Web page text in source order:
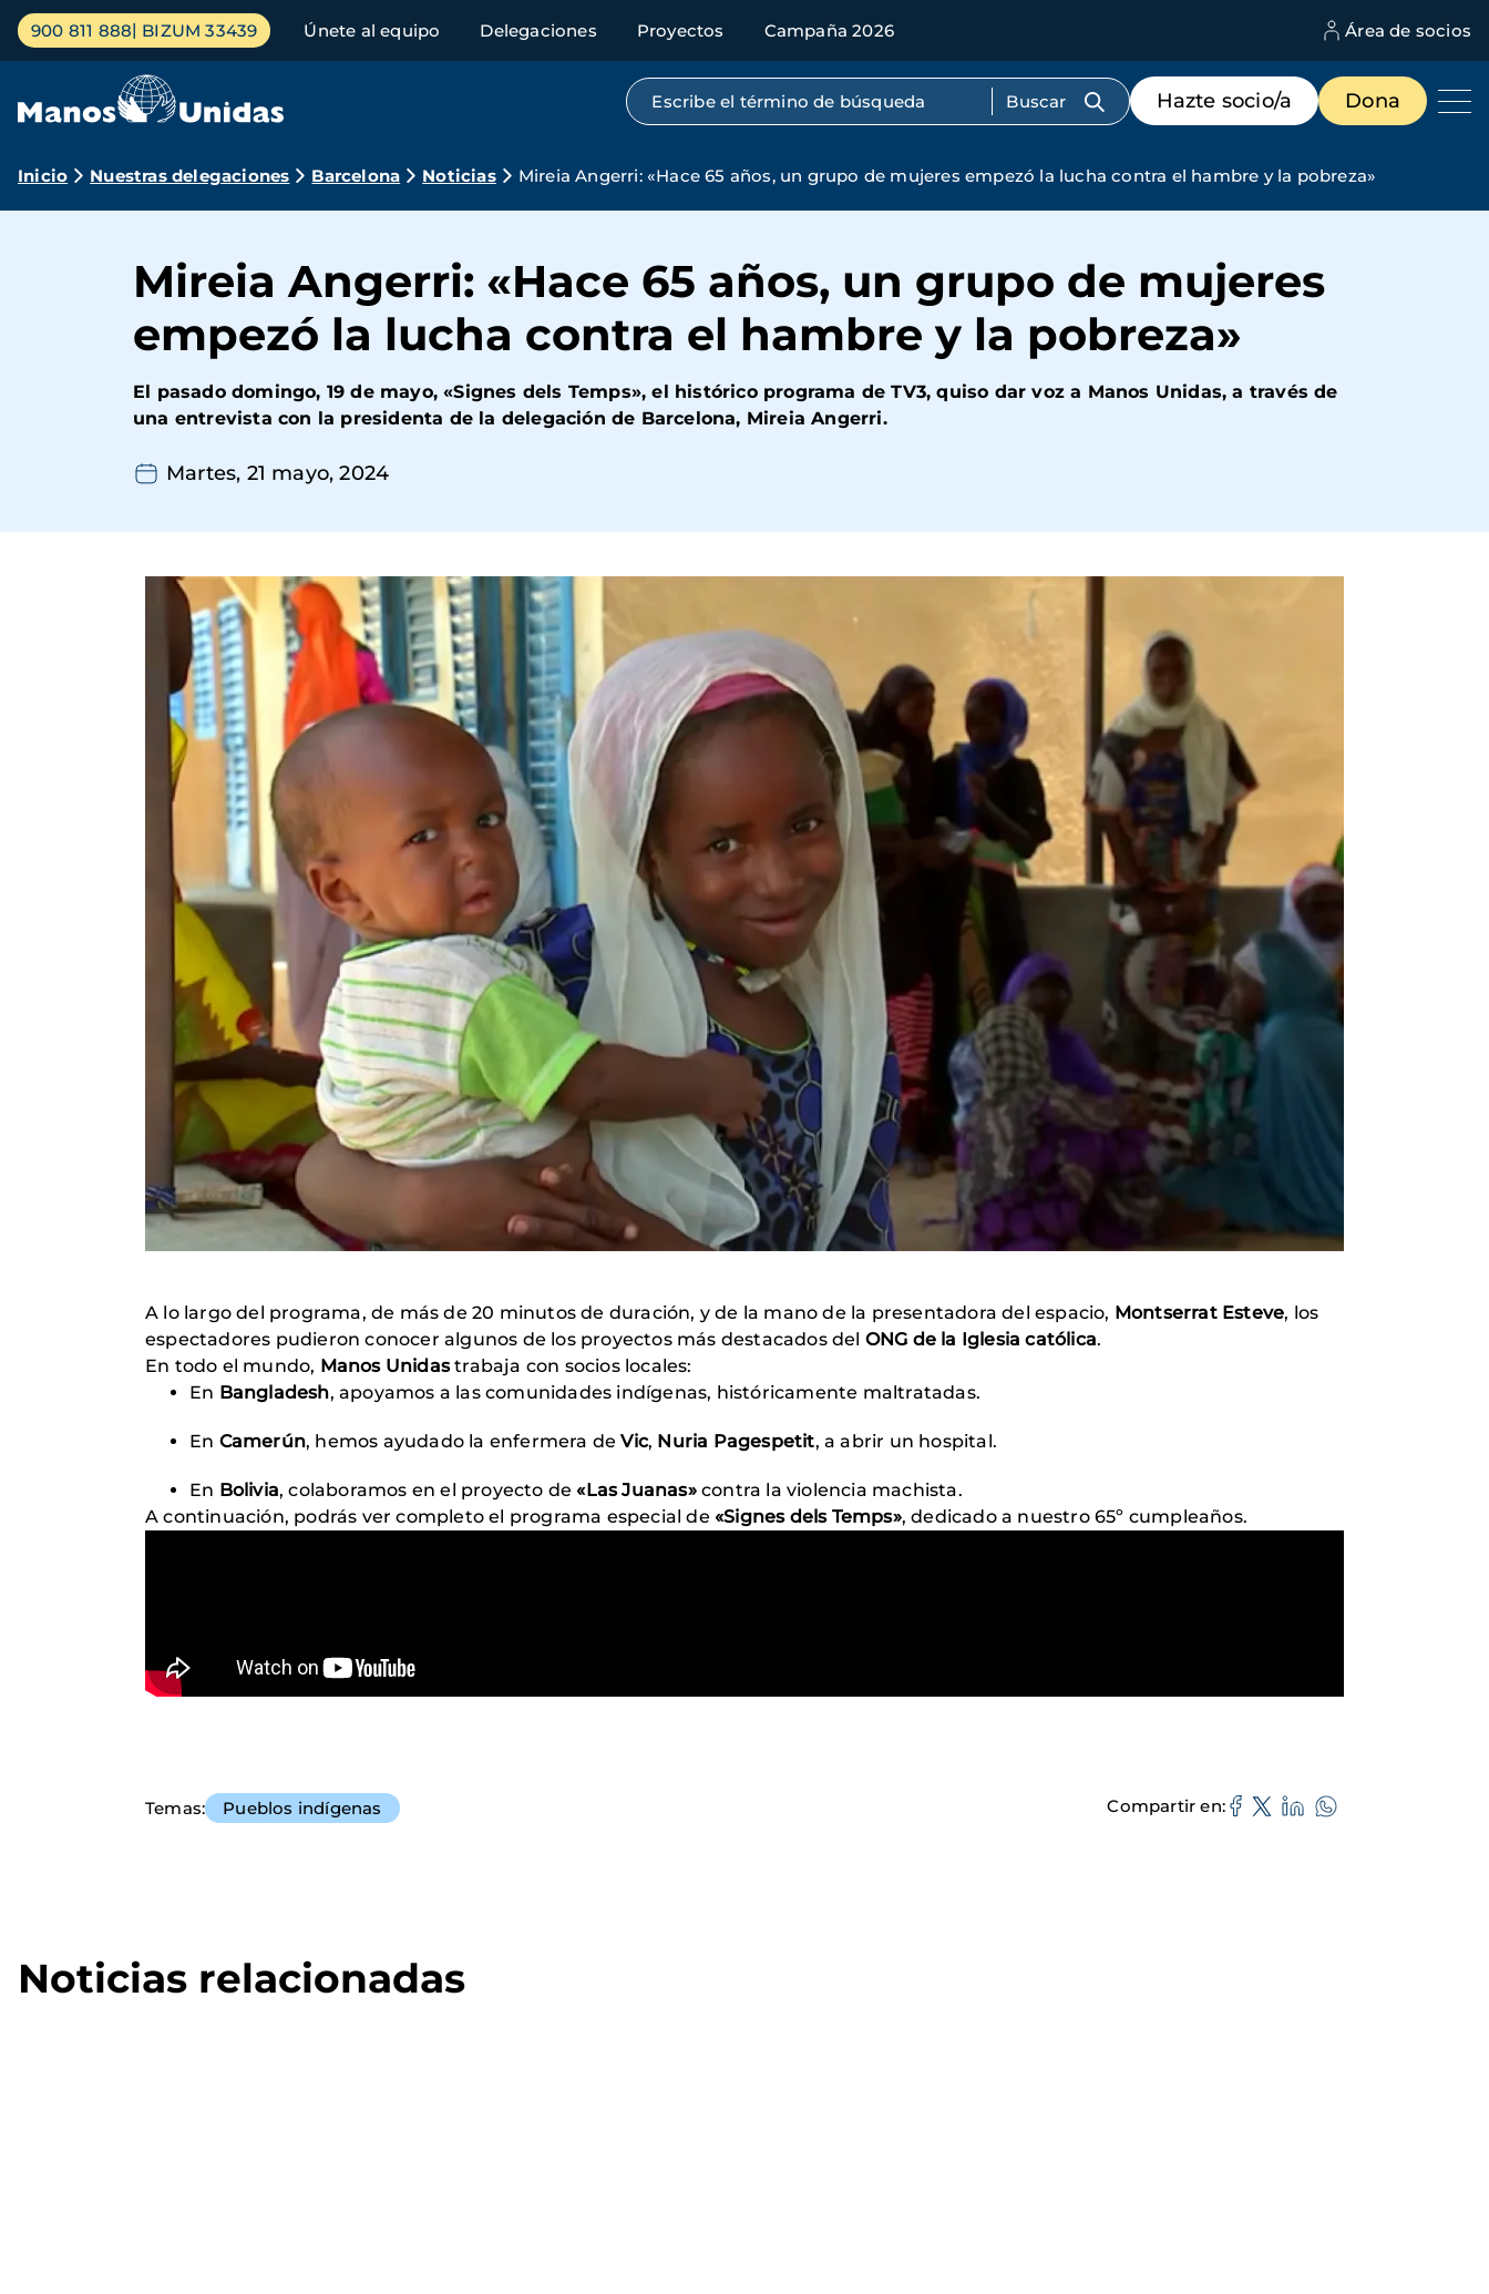
Pasar
contenido
Menú
principal
900 811 888 BIZUM 33439 Únete al equipo Delegaciones Proyectos Campaña 2026 Área de socios
Búsqueda por texto completo
Menú
de
destacados
Hazte socio/a Dona
Ruta
navegación
Inicio Nuestras delegaciones Barcelona Noticias Mireia Angerri: «Hace 65 años, un grupo de mujeres empezó la lucha contra el hambre y la pobreza»
Mireia Angerri: «Hace 65 años, un grupo de mujeres
empezó la lucha contra el hambre y la pobreza»
El pasado domingo, 19 de mayo, «Signes dels Temps», el histórico programa de TV3, quiso dar voz a Manos Unidas, a través de
una entrevista con la presidenta de la delegación de Barcelona, Mireia Angerri.
Martes, 21 mayo, 2024
A lo largo del programa, de más de 20 minutos de duración, y de la mano de la presentadora del espacio, Montserrat Esteve, los
espectadores pudieron conocer algunos de los proyectos más destacados del ONG de la Iglesia católica.
En todo el mundo, Manos Unidastrabaja con socios locales:
En Bangladesh, apoyamos a las comunidades indígenas, históricamente maltratadas.
En Camerún, hemos ayudado la enfermera deVic, Nuria Pagespetit, a abrir un hospital.
En Bolivia, colaboramos en el proyecto de«Las Juanas»contra la violencia machista.
A continuación, podrás ver completo el programa especial de «Signes dels Temps», dedicado a nuestro 65º cumpleaños.
Temas Pueblos indígenas Compartir en
Noticias relacionadas